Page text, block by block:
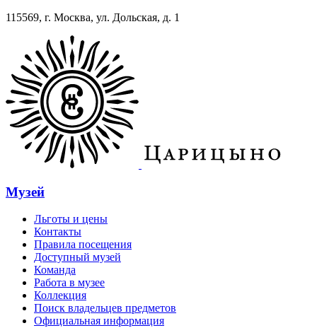
115569, г. Москва, ул. Дольская, д. 1
Музей
Льготы и цены
Контакты
Правила посещения
Доступный музей
Команда
Работа в музее
Коллекция
Поиск владельцев предметов
Официальная информация